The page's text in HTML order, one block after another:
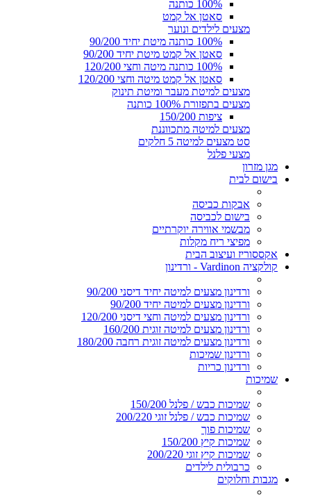
100% כותנה
סאטן אל קמט
מצעים לילדים ונוער
100% כותנה מיטת יחיד 90/200
סאטן אל קמט מיטת יחיד 90/200
100% כותנה מיטה וחצי 120/200
סאטן אל קמט מיטה וחצי 120/200
מצעים למיטת מעבר ומיטת תינוק
מצעים בתפזורת 100% כותנה
ציפות 150/200
מצעים למיטה מתכווננת
סט מצעים למיטה 5 חלקים
מצעי פלנל
מגן מזרון
בישום לבית
אבקות כביסה
בישום לכביסה
מבשמי אווירה יוקרתיים
מפיצי ריח מקלות
אקססוריז ועיצוב הבית
קולקציה Vardinon - ורדינון
ורדינון מצעים למיטה יחיד דיסני 90/200
ורדינון מצעים למיטה יחיד 90/200
ורדינון מצעים למיטה וחצי דיסני 120/200
ורדינון מצעים למיטה זוגית 160/200
ורדינון מצעים למיטה זוגית רחבה 180/200
ורדינון שמיכות
ורדינון כריות
שמיכות
שמיכות כבש / פלנל 150/200
שמיכות כבש / פלנל זוגי 200/220
שמיכות פוך
שמיכות קיץ 150/200
שמיכות קיץ זוגי 200/220
כרבולית לילדים
מגבות וחלוקים